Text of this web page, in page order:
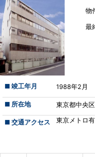
物
最
■ 竣工年月 1988年2月
■ 所在地 東京都中央
■ 交通アクセス 東京メトロ